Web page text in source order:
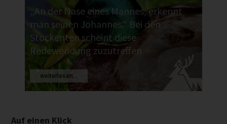
„An der Nase eines Mannes, erkennt
man seinen Johannes.“ Bei den
Stockenten scheint diese
Redewendung zuzutreffen
weiterlesen...
Auf einen Klick